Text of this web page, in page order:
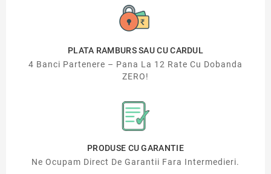
PLATA RAMBURS SAU CU CARDUL
4 Banci Partenere – Pana La 12 Rate Cu Dobanda
ZERO!
PRODUSE CU GARANTIE
Ne Ocupam Direct De Garantii Fara Intermedieri.